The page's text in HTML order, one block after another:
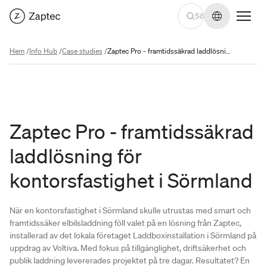
Byt språk
Hem/Info Hub/Case studies/ Zaptec Pro - framtidssäkrad laddlösning för kontorsfastighet i Sörmland
Zaptec Pro - framtidssäkrad
laddlösning för
kontorsfastighet i Sörmland
När en kontorsfastighet i Sörmland skulle utrustas med smart och
framtidssäker elbilsladdning föll valet på en lösning från Zaptec,
installerad av det lokala företaget Laddboxinstallation i Sörmland på
uppdrag av Voltiva. Med fokus på tillgänglighet, driftsäkerhet och
publik laddning levererades projektet på tre dagar. Resultatet? En